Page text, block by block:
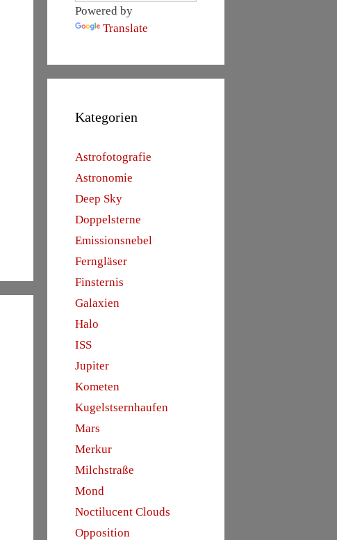
Powered by
Translate
Kategorien
Astrofotografie
Astronomie
Deep Sky
Doppelsterne
Emissionsnebel
Ferngläser
Finsternis
Galaxien
Halo
ISS
Jupiter
Kometen
Kugelstsernhaufen
Mars
Merkur
Milchstraße
Mond
Noctilucent Clouds
Opposition